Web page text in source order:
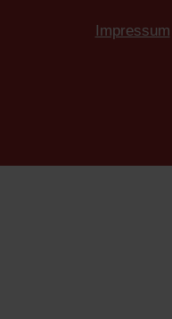
Impressum